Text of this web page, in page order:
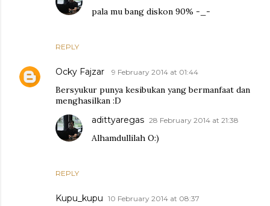
REPLY
pala mu bang diskon 90% -_-
Ocky Fajzar 9 February 2014 at 01:44
Bersyukur punya kesibukan yang bermanfaat dan
menghasilkan :D
REPLY
adittyaregas 28 February 2014 at 21:38
Alhamdullilah O:)
Kupu_kupu 10 February 2014 at 08:37